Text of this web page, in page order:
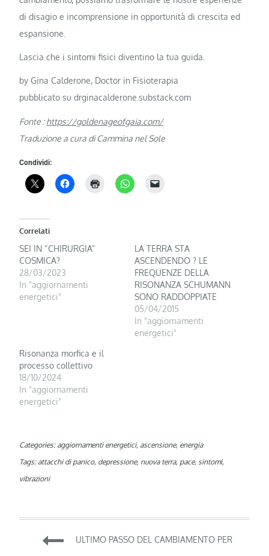
di disagio e incomprensione in opportunità di crescita ed
espansione.
Lascia che i sintomi fisici diventino la tua guida.
by Gina Calderone, Doctor in Fisioterapia
pubblicato su drginacalderone.substack.com
Fonte :https://goldenageofgaia.com/
Traduzione a cura di Cammina nel Sole
Condividi:
Correlati
SEI IN “CHIRURGIA”
COSMICA?
28/03/2023
In "aggiornamenti
energetici"
LA TERRA STA
ASCENDENDO ? LE
FREQUENZE DELLA
RISONANZA SCHUMANN
SONO RADDOPPIATE
05/04/2015
In "aggiornamenti
energetici"
Risonanza morfica e il
processo collettivo
18/10/2024
In "aggiornamenti
energetici"
Categories: aggiornamenti energetici, ascensione, energia
Tags: attacchi di panico, depressione, nuova terra, pace, sintomi,
vibrazioni
Navigazione
ULTIMO PASSO DEL CAMBIAMENTO PER